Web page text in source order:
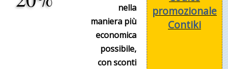
nella
maniera più
economica
possibile,
con sconti
promozionale
Contiki